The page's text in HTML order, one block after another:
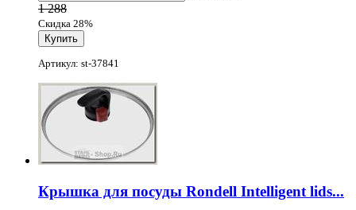
1 288
Скидка 28%
Артикул: st-37841
Крышка для посуды Rondell Intelligent lids...